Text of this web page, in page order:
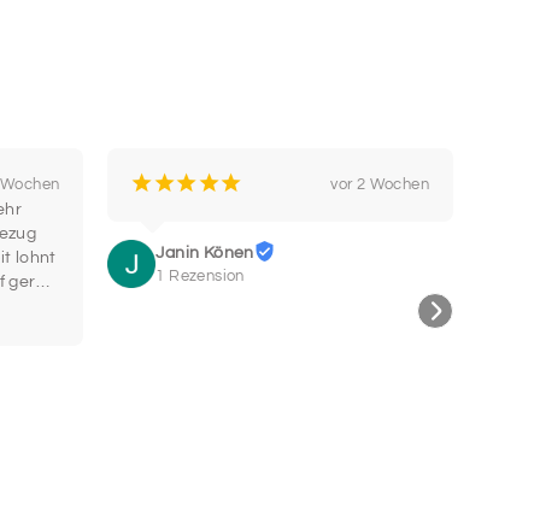
lohnt
gerne
¡¡¡¡¡ vor 2 Wochen
Janin Könen
1 Rezension